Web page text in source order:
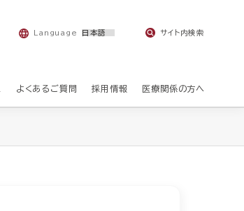
よくあるご質問 採用情報 医療関係の方へ
Language サイト内検索